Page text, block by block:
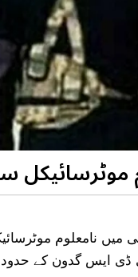
سواروں کی
ڈی ایس گدون کے